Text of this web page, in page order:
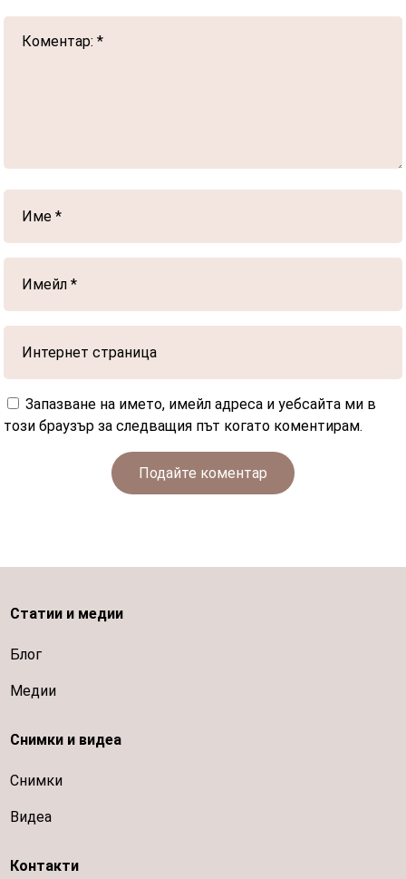
Запазване на името, имейл адреса и уебсайта ми в
този браузър за следващия път когато коментирам.
Подайте коментар
Статии и медии
Блог
Медии
Снимки и видеа
Снимки
Видеа
Контакти